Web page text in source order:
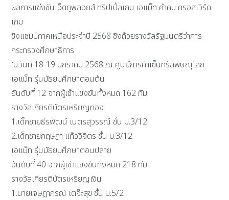
ผลการแข่งขันเอ็ดดูพลอยส์ ทริปเปิ้ลเกม เอแม็ท คำคม ครอสเวิร์ด
เกม
ชิงแชมป์ภาคเหนือประจำปี 2568 ชิงถ้วยรางวัลรัฐมนตรีว่าการ
กระทรวงศึกษาธิการ
ในวันที่ 18-19 มกราคม 2568 ณ ศูนย์การค้าเซ็นทรัลพิษณุโลก
เอแม็ท รุ่นมัธยมศึกษาตอนต้น
อันดับที่ 12 จากผู้เข้าแข่งขันทั้งหมด 162 ทีม
รางวัลเกียรติบัตรเหรียญทอง
1.เด็กชายธีรพัฒน์ เนตรสุวรรณ์ ชั้น ม.3/12
2.เด็กชายกฤษฎา แก้ววิจิตร ชั้น ม.3/12
เอแม็ท รุ่นมัธยมศึกษาตอนปลาย
อันดับที่ 40 จากผู้เข้าแข่งขันทั้งหมด 218 ทีม
รางวัลเกียรติบัตรเหรียญเงิน
1.นายเจษฎาภรณ์ เตจ๊ะสุข ชั้น ม.5/2